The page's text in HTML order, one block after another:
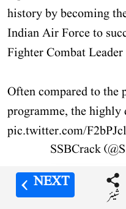
شیئر
NEXT
شیئر
NEXT
شیئر
NEXT
history by becoming
Indian Air Force to
Fighter Combat
Often compared to the
programme, the highly
pic.twitter.com/
اسکواڈرن لیڈر بھاؤنا کنٹھ نے پہلی بار جون 2016 میں تاریخ رقم کی تھی۔ اس وقت
انہیں اونی چترویدی اور موہنا سنگھ کے ساتھ ہندوستانی فضائیہ کی پہلی 3 خاتون فائٹر
شیئر
NEXT